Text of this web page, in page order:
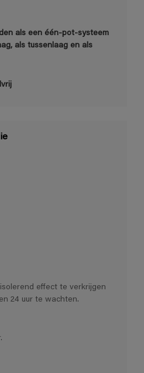
als een één-pot-systeem
als tussenlaag en als
effect te verkrijgen
24 uur te wachten.